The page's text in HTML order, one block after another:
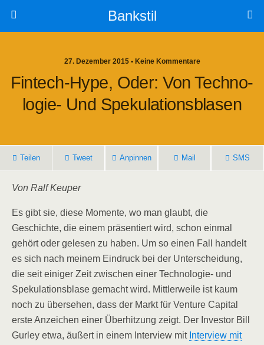
Bankstil
27. Dezember 2015 • Keine Kommentare
Fin­tech-Hype, Oder: Von Tech­no­
Lo­gie- Und Spekulationsblasen
Tei­len Tweet Anpin­nen Mail SMS
Von Ralf Keuper
Es gibt sie, die­se Momen­te, wo man glaubt, die
Geschich­te, die einem prä­sen­tiert wird, schon ein­mal
gehört oder gele­sen zu haben. Um so einen Fall han­delt
es sich nach mei­nem Ein­druck bei der Unter­schei­dung,
die seit eini­ger Zeit zwi­schen einer Tech­no­lo­gie- und
Spe­ku­la­ti­ons­bla­se gemacht wird. Mitt­ler­wei­le ist kaum
noch zu über­se­hen, dass der Markt für Ven­ture Capi­tal
ers­te Anzei­chen einer Über­hit­zung zeigt. Der Inves­tor Bill
Gur­ley etwa, äußert in einem Inter­view mit Inter­view mit